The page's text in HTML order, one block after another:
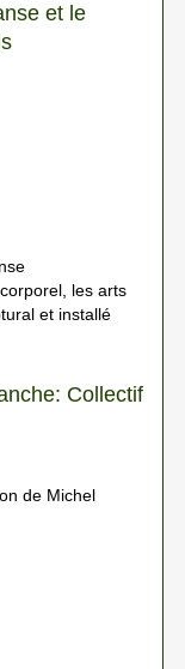
et le
les arts
et installé
Collectif
de Michel